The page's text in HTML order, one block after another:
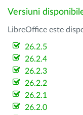
Versiuni
LibreOffice este
26.2.5
26.2.4
26.2.3
26.2.2
26.2.1
26.2.0